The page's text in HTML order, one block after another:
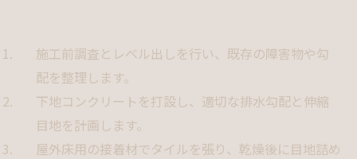
施工前調査とレベル出しを行い、既存の障害物や勾
配を整理します。
下地コンクリートを打設し、適切な排水勾配と伸縮
目地を計画します。
屋外床用の接着材でタイルを張り、乾燥後に目地詰め